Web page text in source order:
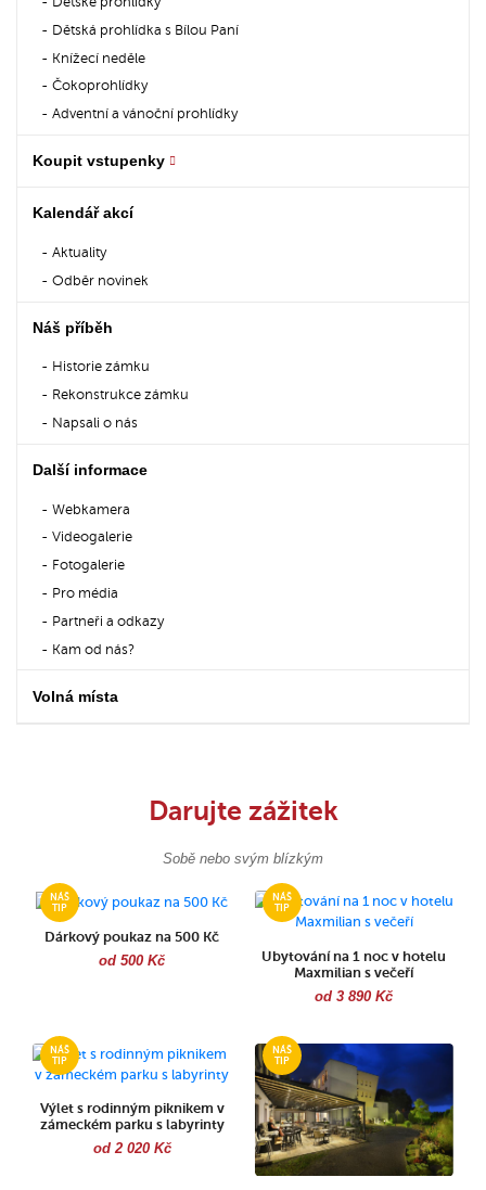
Dětská prohlídka s Bílou Paní
Knížecí neděle
Čokoprohlídky
Adventní a vánoční prohlídky
Koupit vstupenky
Kalendář akcí
Aktuality
Odběr novinek
Náš příběh
Historie zámku
Rekonstrukce zámku
Napsali o nás
Další informace
Webkamera
Videogalerie
Fotogalerie
Pro média
Partneři a odkazy
Kam od nás?
Volná místa
Darujte zážitek
Sobě nebo svým blízkým
Dárkový poukaz na 500 Kč
od 500 Kč
Ubytování na 1 noc v hotelu
Maxmilian s večeří
od 3 890 Kč
Výlet s rodinným piknikem v
zámeckém parku s labyrinty
od 2 020 Kč